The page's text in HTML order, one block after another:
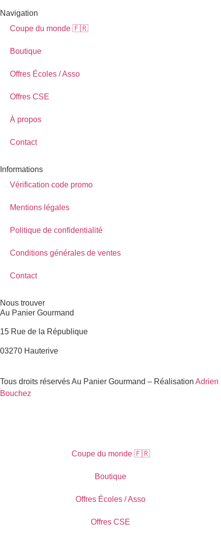
Navigation
Coupe du monde 🇫🇷
Boutique
Offres Écoles / Asso
Offres CSE
À propos
Contact
Informations
Vérification code promo
Mentions légales
Politique de confidentialité
Conditions générales de ventes
Contact
Nous trouver
Au Panier Gourmand
15 Rue de la République
03270 Hauterive
Tous droits réservés Au Panier Gourmand – Réalisation Adrien
Bouchez
Coupe du monde 🇫🇷
Boutique
Offres Écoles / Asso
Offres CSE